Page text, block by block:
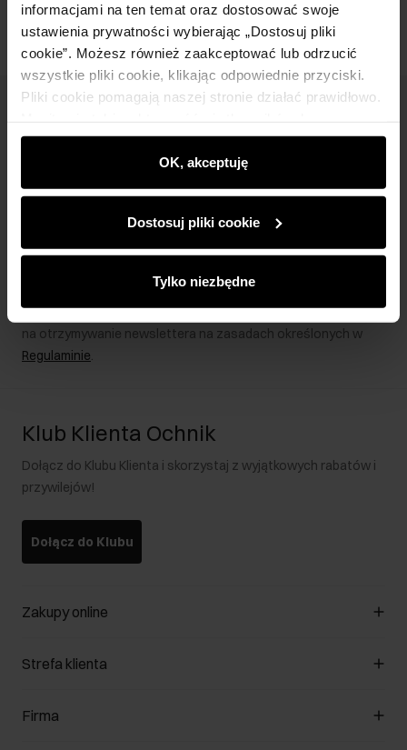
informacjami na ten temat oraz dostosować swoje
ustawienia prywatności wybierając „Dostosuj pliki
cookie”. Możesz również zaakceptować lub odrzucić
wszystkie pliki cookie, klikając odpowiednie przyciski.
Pliki cookie pomagają naszej stronie działać prawidłowo.
wyświetlać im dopasowane do ich preferencji treści,
rekomendacje oraz komunikaty reklamowe informujące o
najnowszych promocjach w e-sklepie. Informacje o tym,
partnerom społecznościowym, reklamowym i
analitycznym. Partnerzy mogą połączyć te informacje z
podczas korzystania z ich usług.
OK, akceptuję
Dostosuj pliki cookie
Tylko niezbędne
Wprowadzając i zatwierdzając swoje dane wyrażasz zgodę
na otrzymywanie newslettera na zasadach określonych w
Regulaminie.
Klub Klienta Ochnik
Dołącz do Klubu Klienta i skorzystaj z wyjątkowych rabatów i
przywilejów!
Dołącz do Klubu
Zakupy online
Zarządzaj cookies
Formy płatności
Strefa klienta
Klub Klienta
Firma